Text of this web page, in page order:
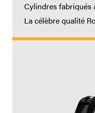
Cylindres fabriqués
La célèbre qualité